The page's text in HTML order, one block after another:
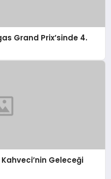
Grand Prix’sinde 4.
Geleceği